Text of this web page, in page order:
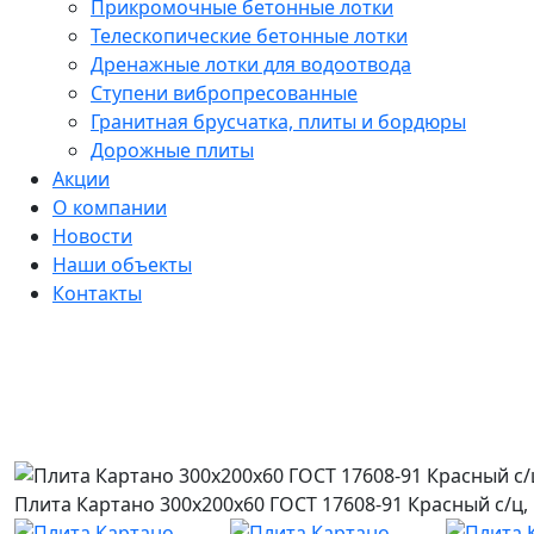
Прикромочные бетонные лотки
Телескопические бетонные лотки
Дренажные лотки для водоотвода
Ступени вибропресованные
Гранитная брусчатка, плиты и бордюры
Дорожные плиты
Акции
О компании
Новости
Наши объекты
Контакты
Плита Картано 300х200х60 ГОСТ 17608-91 Красный с/